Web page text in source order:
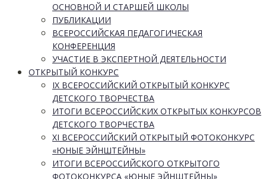
ОСНОВНОЙ И СТАРШЕЙ ШКОЛЫ
ПУБЛИКАЦИИ
ВСЕРОССИЙСКАЯ ПЕДАГОГИЧЕСКАЯ
КОНФЕРЕНЦИЯ
УЧАСТИЕ В ЭКСПЕРТНОЙ ДЕЯТЕЛЬНОСТИ
ОТКРЫТЫЙ КОНКУРС
IX ВСЕРОССИЙСКИЙ ОТКРЫТЫЙ КОНКУРС
ДЕТСКОГО ТВОРЧЕСТВА
ИТОГИ ВСЕРОССИЙСКИХ ОТКРЫТЫХ КОНКУРСОВ
ДЕТСКОГО ТВОРЧЕСТВА
XI ВСЕРОССИЙСКИЙ ОТКРЫТЫЙ ФОТОКОНКУРС
«ЮНЫЕ ЭЙНШТЕЙНЫ»
ИТОГИ ВСЕРОССИЙСКОГО ОТКРЫТОГО
ФОТОКОНКУРСА «ЮНЫЕ ЭЙНШТЕЙНЫ»